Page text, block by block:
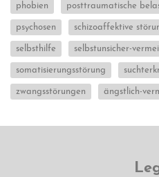
phobien posttraumatische
psychosen schizoaffektive
selbsthilfe selbstunsicher-
somatisierungsstörung
zwangsstörungen ängstlich-